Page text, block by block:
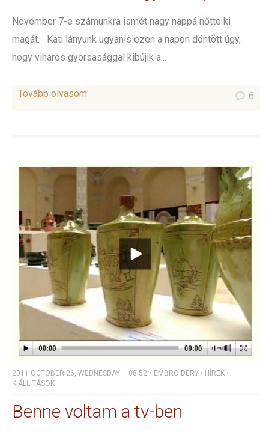
November 7-e számunkra ismét nagy nappá nőtte ki
magát. Kati lányunk ugyanis ezen a napon döntött úgy,
hogy viharos gyorsasággal kibújik a...
Tovább olvasom 6
2011 OCTOBER 26, WEDNESDAY – 08:52 / EMBROIDERY • HÍREK •
KIÁLLÍTÁSOK
Benne voltam a tv-ben